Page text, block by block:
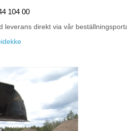
104 00
direkt via vår